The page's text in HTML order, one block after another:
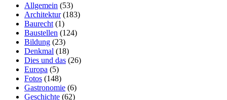
Allgemein (53)
Architektur(183)
Baurecht (1)
Baustellen (124)
Bildung (23)
Denkmal (18)
Dies und das (26)
Europa (5)
Fotos (148)
Gastronomie (6)
Geschichte (62)